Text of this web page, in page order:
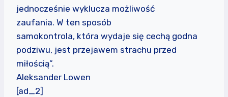
jednocześnie wyklucza możliwość
zaufania. W ten sposób
samokontrola, która wydaje się cechą godna
podziwu, jest przejawem strachu przed
miłością”.
Aleksander Lowen
[ad_2]